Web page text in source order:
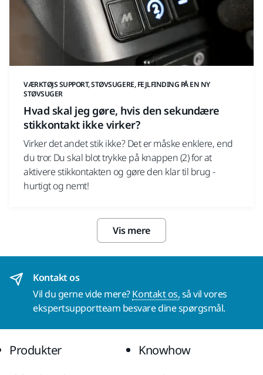
VÆRKTØJS SUPPORT, STØVSUGERE, FEJLFINDING PÅ EN NY
STØVSUGER
Hvad skal jeg gøre, hvis den sekundære
stikkontakt ikke virker?
Virker det andet stik ikke? Det er måske enklere, end
du tror. Du skal blot trykke på knappen (2) for at
aktivere stikkontakten og gøre den klar til brug -
hurtigt og nemt!
Vis mere
Kontakt os
Vil du gerne vide mere?Kontakt os,så vil vores
ekspertsupportteam besvare dine spørgsmål.
Produkter Knowhow